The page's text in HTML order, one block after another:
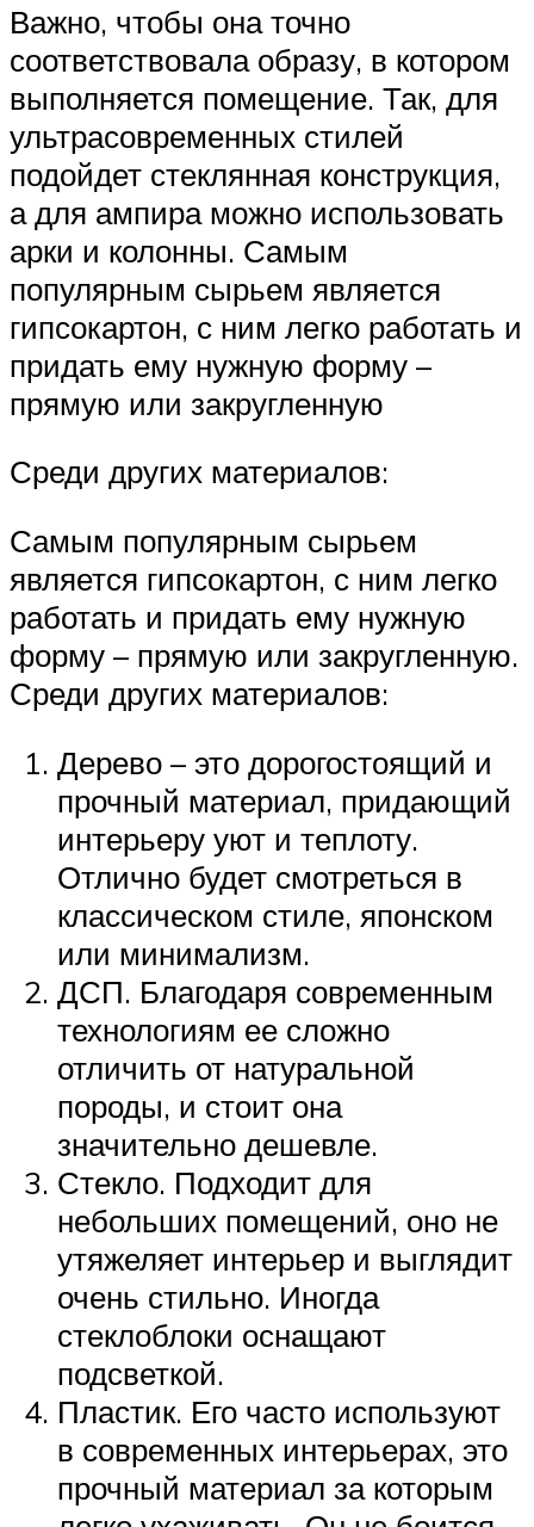
Важно, чтобы она точно
соответствовала образу, в котором
выполняется помещение. Так, для
ультрасовременных стилей
подойдет стеклянная конструкция,
а для ампира можно использовать
арки и колонны. Самым
популярным сырьем является
гипсокартон, с ним легко работать и
придать ему нужную форму –
прямую или закругленную
Среди других материалов:
Самым популярным сырьем
является гипсокартон, с ним легко
работать и придать ему нужную
форму – прямую или закругленную.
Среди других материалов:
Дерево – это дорогостоящий и
прочный материал, придающий
интерьеру уют и теплоту.
Отлично будет смотреться в
классическом стиле, японском
или минимализм.
ДСП. Благодаря современным
технологиям ее сложно
отличить от натуральной
породы, и стоит она
значительно дешевле.
Стекло. Подходит для
небольших помещений, оно не
утяжеляет интерьер и выглядит
очень стильно. Иногда
стеклоблоки оснащают
подсветкой.
Пластик. Его часто используют
в современных интерьерах, это
прочный материал за которым